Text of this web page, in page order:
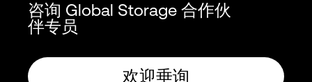
咨询 Global Storage 合作伙
伴专员
欢迎垂询